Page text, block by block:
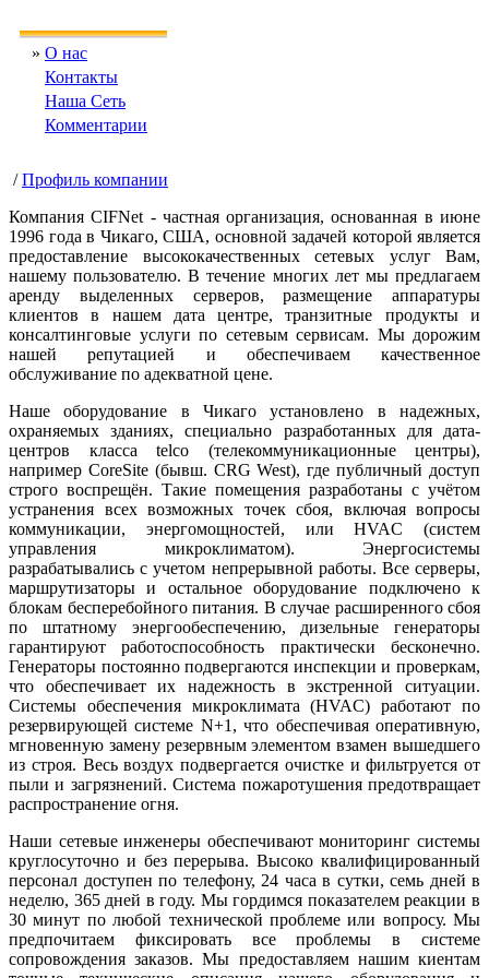
» О нас
Контакты
Наша Сеть
Комментарии
/Профиль компании
Компания CIFNet - частная организация, основанная в июне
1996 года в Чикаго, США, основной задачей которой является
предоставление высококачественных сетевых услуг Вам,
нашему пользователю. В течение многих лет мы предлагаем
аренду выделенных серверов, размещение аппаратуры
клиентов в нашем дата центре, транзитные продукты и
консалтинговые услуги по сетевым сервисам. Мы дорожим
нашей репутацией и обеспечиваем качественное
обслуживание по адекватной цене.
Наше оборудование в Чикаго установлено в надежных,
охраняемых зданиях, специально разработанных для дата-
центров класса telco (телекоммуникационные центры),
например CoreSite (бывш. CRG West), где публичный доступ
строго воспрещён. Такие помещения разработаны с учётом
устранения всех возможных точек сбоя, включая вопросы
коммуникации, энергомощностей, или HVAC (систем
управления микроклиматом). Энергосистемы
разрабатывались с учетом непрерывной работы. Все серверы,
маршрутизаторы и остальное оборудование подключено к
блокам бесперебойного питания. В случае расширенного сбоя
по штатному энергообеспечению, дизельные генераторы
гарантируют работоспособность практически бесконечно.
Генераторы постоянно подвергаются инспекции и проверкам,
что обеспечивает их надежность в экстренной ситуации.
Системы обеспечения микроклимата (HVAC) работают по
резервирующей системе N+1, что обеспечивая оперативную,
мгновенную замену резервным элементом взамен вышедшего
из строя. Весь воздух подвергается очистке и фильтруется от
пыли и загрязнений. Система пожаротушения предотвращает
распространение огня.
Наши сетевые инженеры обеспечивают мониторинг системы
круглосуточно и без перерыва. Высоко квалифицированный
персонал доступен по телефону, 24 часа в сутки, семь дней в
неделю, 365 дней в году. Мы гордимся показателем реакции в
30 минут по любой технической проблеме или вопросу. Мы
предпочитаем фиксировать все проблемы в системе
сопровождения заказов. Мы предоставляем нашим киентам